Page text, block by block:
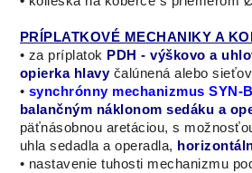
PRÍPLATKOVÉ MECHANIKY A
• za príplatok PDH - výškovo a
opierka hlavyčalúnená alebo
• synchrónny mechanizmus SYN-
balančným náklonom sedáku a
päťnásobnou aretáciou, s
uhla sedadla a operadla,
• nastavenie tuhosti mechanizmu